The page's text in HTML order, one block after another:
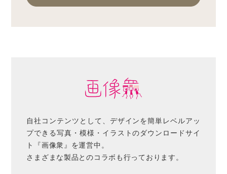
自社コンテンツとして、デザインを簡単レベルアッ
プできる写真・模様・イラストのダウンロードサイ
ト『画像衆』を運営中。
さまざまな製品とのコラボも行っております。